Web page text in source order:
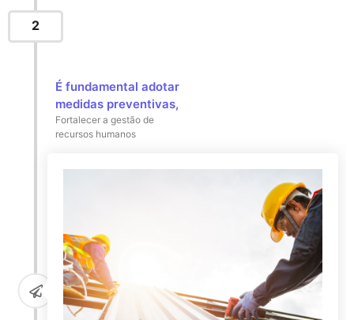
2
É fundamental adotar
medidas preventivas,
Fortalecer a gestão de
recursos humanos